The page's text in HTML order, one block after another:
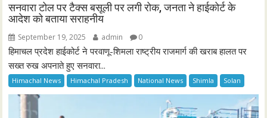
सनवारा टोल पर टैक्स बसूली पर लगी रोक, जनता ने हाईकोर्ट के
आदेश को बताया सराहनीय
September 19, 2025 admin 0
हिमाचल प्रदेश हाईकोर्ट ने परवाणू-शिमला राष्ट्रीय राजमार्ग की खराब हालत पर
सख्त रुख अपनाते हुए सनवारा...
Himachal News Himachal Pradesh National News Shimla Solan